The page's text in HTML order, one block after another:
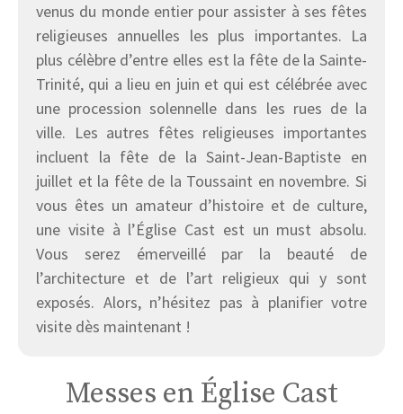
venus du monde entier pour assister à ses fêtes
religieuses annuelles les plus importantes. La
plus célèbre d’entre elles est la fête de la Sainte-
Trinité, qui a lieu en juin et qui est célébrée avec
une procession solennelle dans les rues de la
ville. Les autres fêtes religieuses importantes
incluent la fête de la Saint-Jean-Baptiste en
juillet et la fête de la Toussaint en novembre. Si
vous êtes un amateur d’histoire et de culture,
une visite à l’Église Cast est un must absolu.
Vous serez émerveillé par la beauté de
l’architecture et de l’art religieux qui y sont
exposés. Alors, n’hésitez pas à planifier votre
visite dès maintenant !
Messes en Église Cast